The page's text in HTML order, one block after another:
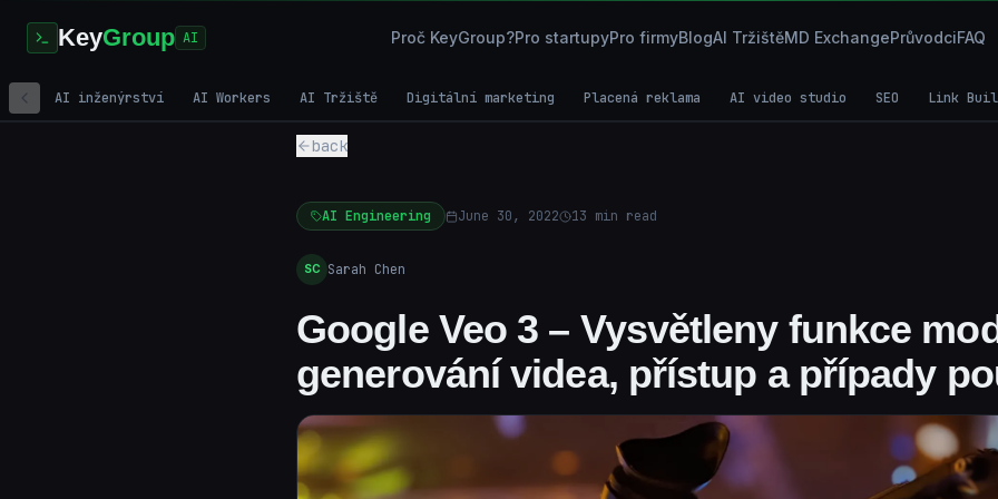
KeyGroup AI Proč KeyGroup?Pro startupyPro firmyBlogAI TržištěMD ExchangePrůvodciFAQ
AI inženýrství AI Workers AI Tržiště Digitální marketing Placená reklama AI video studio SEO Link
back
AI Engineering June 30, 2022 13 min read
SC Sarah Chen
Google Veo 3 – Vysvětleny funkce
generování videa, přístup a případy